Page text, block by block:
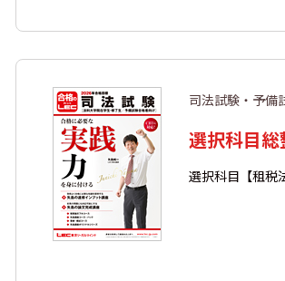
司法試験・予備
選択科目総
選択科目【租税